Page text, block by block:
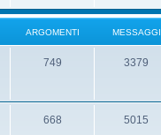
ARGOMENTI MESSAGGI
749 3379
668 5015